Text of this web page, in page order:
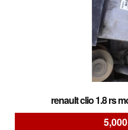
renault clio 1.8 rs